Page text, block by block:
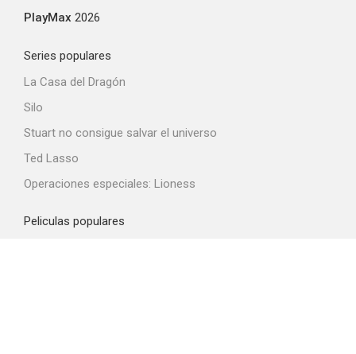
PlayMax 2026
Series populares
La Casa del Dragón
Silo
Stuart no consigue salvar el universo
Ted Lasso
Operaciones especiales: Lioness
Peliculas populares